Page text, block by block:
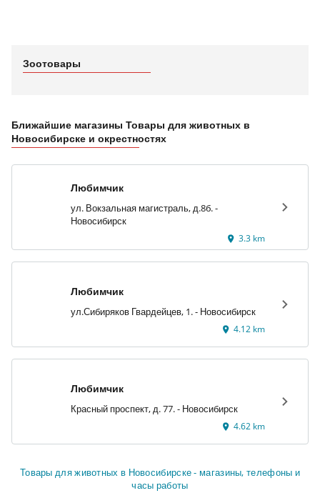
Зоотовары
Ближайшие магазины Товары для животных в
Новосибирске и окрестностях
Любимчик
ул. Вокзальная магистраль, д.8б. -
Новосибирск
3.3 km
Любимчик
ул.Сибиряков Гвардейцев, 1. - Новосибирск
4.12 km
Любимчик
Красный проспект, д. 77. - Новосибирск
4.62 km
Товары для животных в Новосибирске - магазины, телефоны и
часы работы